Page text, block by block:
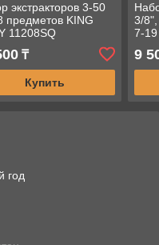
экстракторов 3-50
предметов KING
11208SQ
₸
Купить
3/
7-
9
год